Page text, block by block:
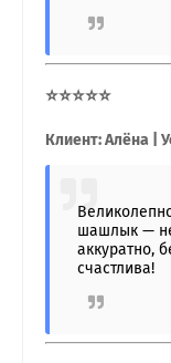
⭐⭐⭐⭐⭐
Клиент: Алёна |
шашлык —
аккуратно,
счастлива!